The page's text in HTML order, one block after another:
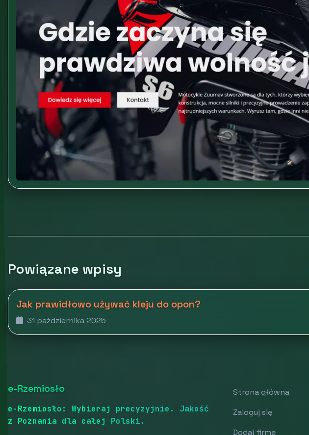
Powiązane wpisy
Jak prawidłowo używać kleju do opon?
31 października 2025
e-Rzemiosło
e-Rzemiosło: Wybieraj precyzyjnie. Jakość
z Poznania dla całej Polski.
Strona główna
Zaloguj się
Dodaj firmę